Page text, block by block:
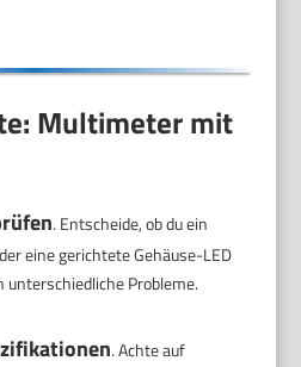
Multimeter mit
. Entscheide, ob du ein
eine gerichtete Gehäuse-LED
unterschiedliche Probleme.
. Achte auf